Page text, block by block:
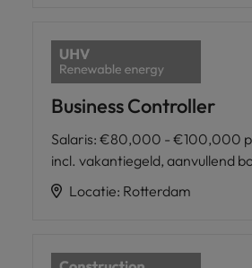
Business Controller
Salaris: €80,000 - €100,000
incl. vakantiegeld, aanvullend
Locatie: Rotterdam